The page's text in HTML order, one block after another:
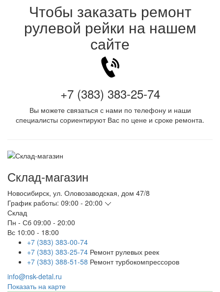
Чтобы заказать ремонт
рулевой рейки на нашем
сайте
+7 (383) 383-25-74
Вы можете связаться с нами по телефону и наши
специалисты сориентируют Вас по цене и сроке ремонта.
Склад-магазин
Новосибирск, ул. Оловозаводская, дом 47/8
График работы: 09:00 - 20:00
Склад
Пн - Сб 09:00 - 20:00
Вс 10:00 - 18:00
+7 (383) 383-00-74
+7 (383) 383-25-74 Ремонт рулевых реек
+7 (383) 388-51-58 Ремонт турбокомпрессоров
info@nsk-detal.ru
Показать на карте